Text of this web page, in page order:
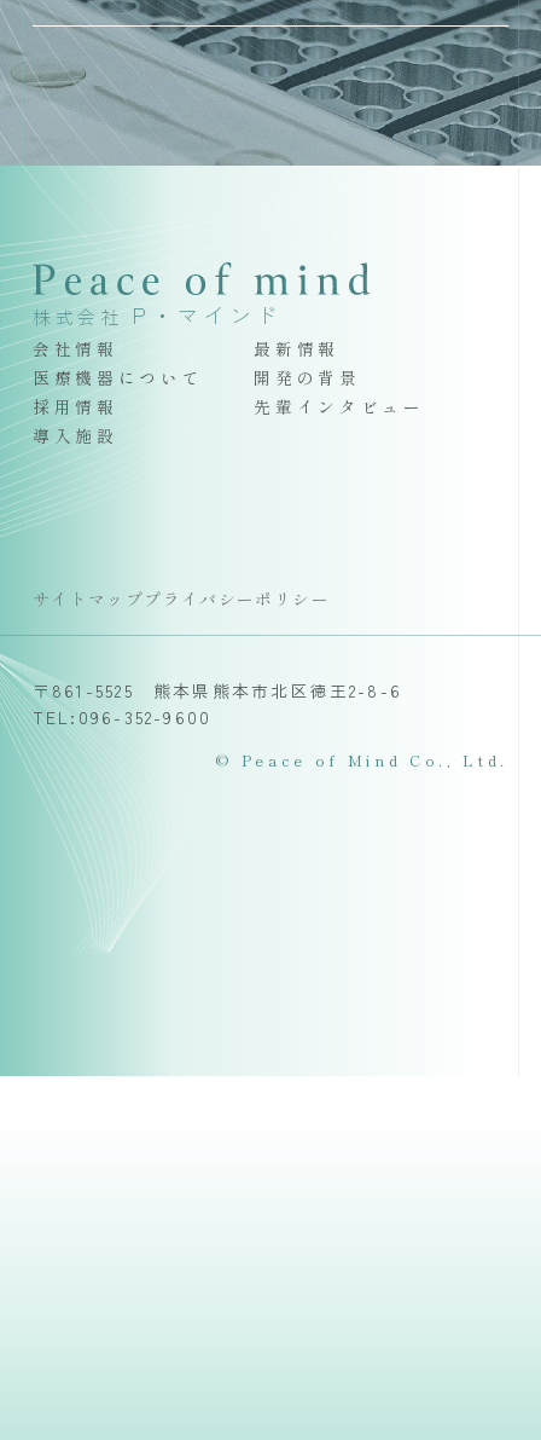
株式会社 P・マインド
会社情報
最新情報
医療機器について
開発の背景
採用情報
先輩インタビュー
導入施設
サイトマップ プライバシーポリシー
〒861-5525 熊本県熊本市北区徳王2-8-6
TEL:096-352-9600
© Peace of Mind Co., Ltd.